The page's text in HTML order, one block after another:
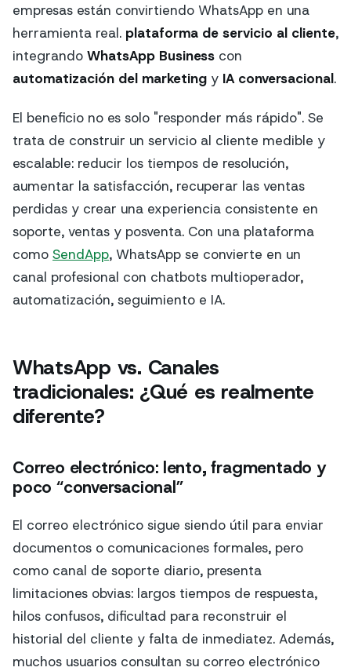
empresas están convirtiendo WhatsApp en una
herramienta real. plataforma de servicio al cliente,
integrando WhatsApp Business con
automatización del marketing y IA conversacional.
El beneficio no es solo "responder más rápido". Se
trata de construir un servicio al cliente medible y
escalable: reducir los tiempos de resolución,
aumentar la satisfacción, recuperar las ventas
perdidas y crear una experiencia consistente en
soporte, ventas y posventa. Con una plataforma
como SendApp, WhatsApp se convierte en un
canal profesional con chatbots multioperador,
automatización, seguimiento e IA.
WhatsApp vs. Canales
tradicionales: ¿Qué es realmente
diferente?
Correo electrónico: lento, fragmentado y
poco “conversacional”
El correo electrónico sigue siendo útil para enviar
documentos o comunicaciones formales, pero
como canal de soporte diario, presenta
limitaciones obvias: largos tiempos de respuesta,
hilos confusos, dificultad para reconstruir el
historial del cliente y falta de inmediatez. Además,
muchos usuarios consultan su correo electrónico